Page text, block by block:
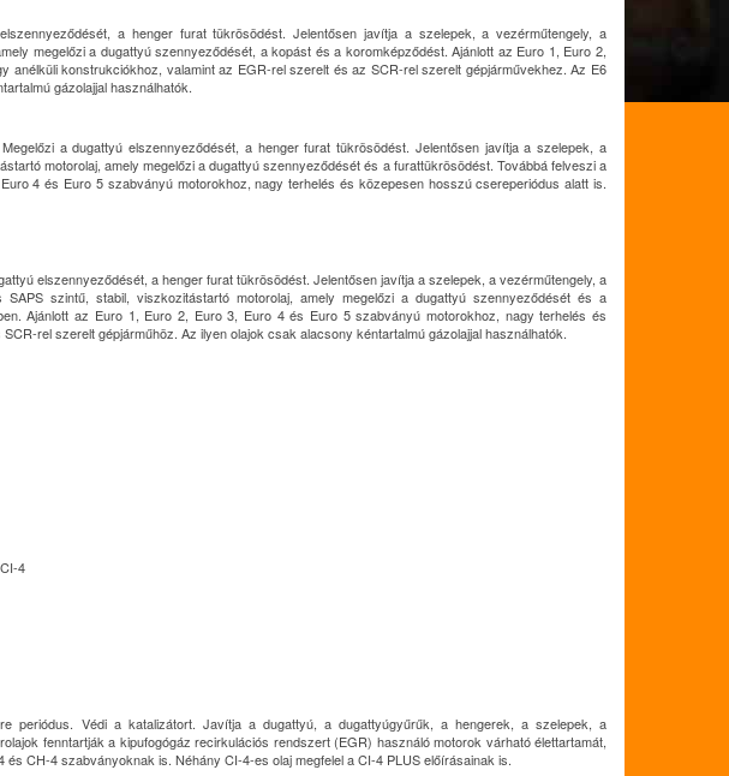
a henger furat tükrösödést. Jelentősen javítja a szelepek, a vezérműtengely, a
megelőzi a dugattyú szennyeződését, a kopást és a koromképződést. Ajánlott az Euro 1, Euro 2,
konstrukciókhoz, valamint az EGR-rel szerelt és az SCR-rel szerelt gépjárművekhez. Az E6
gázolajjal használhatók.
a dugattyú elszennyeződését, a henger furat tükrösödést. Jelentősen javítja a szelepek, a
motorolaj, amely megelőzi a dugattyú szennyeződését és a furattükrösödést. Továbbá felveszi a
4 és Euro 5 szabványú motorokhoz, nagy terhelés és közepesen hosszú csereperiódus alatt is.
elszennyeződését, a henger furat tükrösödést. Jelentősen javítja a szelepek, a vezérműtengely, a
szintű, stabil, viszkozitástartó motorolaj, amely megelőzi a dugattyú szennyeződését és a
Ajánlott az Euro 1, Euro 2, Euro 3, Euro 4 és Euro 5 szabványú motorokhoz, nagy terhelés és
rel szerelt gépjárműhöz. Az ilyen olajok csak alacsony kéntartalmú gázolajjal használhatók.
4
periódus. Védi a katalizátort. Javítja a dugattyú, a dugattyúgyűrűk, a hengerek, a szelepek, a
fenntartják a kipufogógáz recirkulációs rendszert (EGR) használó motorok várható élettartamát,
CH-4 szabványoknak is. Néhány CI-4-es olaj megfelel a CI-4 PLUS előírásainak is.